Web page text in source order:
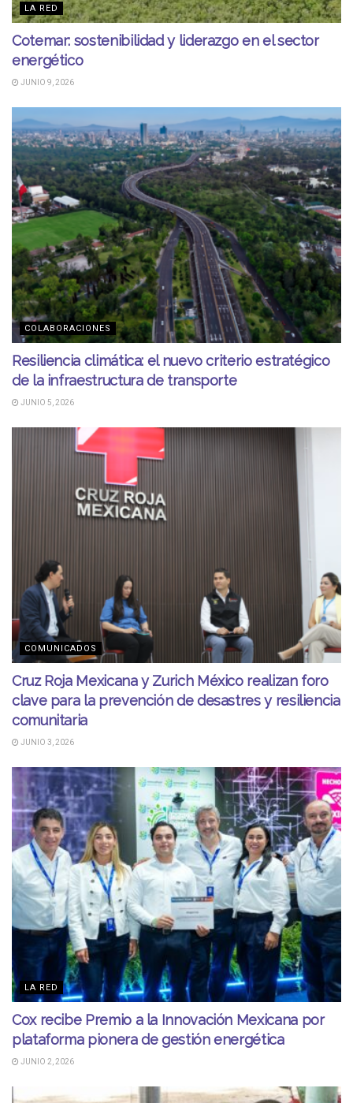
LA RED
Cotemar: sostenibilidad y liderazgo en el sector
energético
JUNIO 9, 2026
COLABORACIONES
Resiliencia climática: el nuevo criterio estratégico
de la infraestructura de transporte
JUNIO 5, 2026
COMUNICADOS
Cruz Roja Mexicana y Zurich México realizan foro
clave para la prevención de desastres y resiliencia
comunitaria
JUNIO 3, 2026
LA RED
Cox recibe Premio a la Innovación Mexicana por
plataforma pionera de gestión energética
JUNIO 2, 2026